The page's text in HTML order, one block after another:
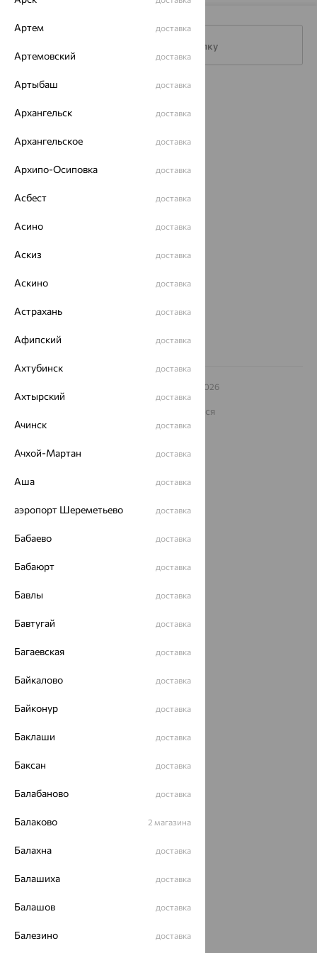
Подписаться на рассылку
Каталог
Акции
Магазины
Покупателям
О нас
Магазины и доставка г. Липецк
еще 3
Другие города
Заказать звонок
– 2026
Архив акций
Карта сайта
На информационном ресурсе применяются
рекомендательные технологии
Политика конфеденциальности
Разработка сайта —
Артем доставка
Артемовский доставка
Артыбаш доставка
Архангельск доставка
Архангельское доставка
Архипо-Осиповка доставка
Асбест доставка
Асино доставка
Аскиз доставка
Аскино доставка
Астрахань доставка
Афипский доставка
Ахтубинск доставка
Ахтырский доставка
Ачинск доставка
Ачхой-Мартан доставка
Аша доставка
аэропорт Шереметьево доставка
Бабаево доставка
Бабаюрт доставка
Бавлы доставка
Бавтугай доставка
Багаевская доставка
Байкалово доставка
Байконур доставка
Баклаши доставка
Баксан доставка
Балабаново доставка
Балаково 2 магазина
Балахна доставка
Балашиха доставка
Балашов доставка
Балезино доставка